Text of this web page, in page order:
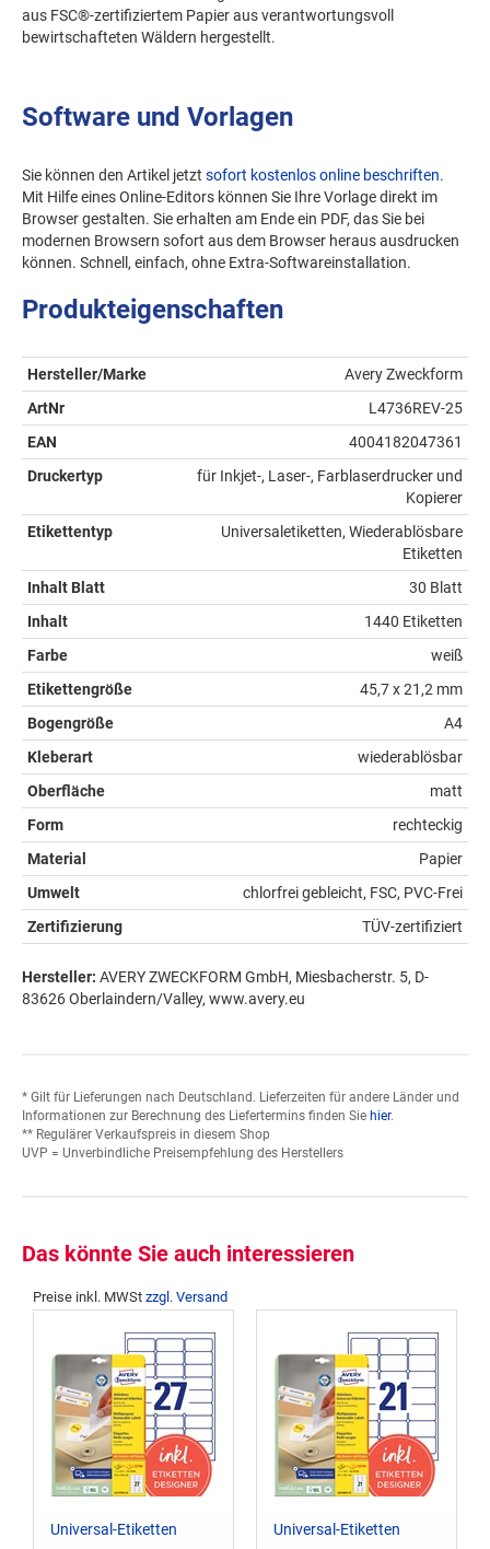
aus FSC®-zertifiziertem Papier aus verantwortungsvoll
bewirtschafteten Wäldern hergestellt.
Software und Vorlagen
Sie können den Artikel jetzt sofort kostenlos online beschriften.
Mit Hilfe eines Online-Editors können Sie Ihre Vorlage direkt im
Browser gestalten. Sie erhalten am Ende ein PDF, das Sie bei
modernen Browsern sofort aus dem Browser heraus ausdrucken
können. Schnell, einfach, ohne Extra-Softwareinstallation.
Produkteigenschaften
Hersteller/Marke
Avery Zweckform
ArtNr
L4736REV-25
EAN
4004182047361
Druckertyp
für Inkjet-, Laser-, Farblaserdrucker und
Kopierer
Etikettentyp
Universaletiketten, Wiederablösbare
Etiketten
Inhalt Blatt
30 Blatt
Inhalt
1440 Etiketten
Farbe
weiß
Etikettengröße
45,7 x 21,2 mm
Bogengröße
A4
Kleberart
wiederablösbar
Oberfläche
matt
Form
rechteckig
Material
Papier
Umwelt
chlorfrei gebleicht, FSC, PVC-Frei
Zertifizierung
TÜV-zertifiziert
Hersteller: AVERY ZWECKFORM GmbH, Miesbacherstr. 5, D-
83626 Oberlaindern/Valley, www.avery.eu
* Gilt für Lieferungen nach Deutschland. Lieferzeiten für andere Länder und
Informationen zur Berechnung des Liefertermins finden Sie hier.
** Regulärer Verkaufspreis in diesem Shop
UVP = Unverbindliche Preisempfehlung des Herstellers
Das könnte Sie auch interessieren
Preise inkl. MWSt zzgl. Versand
Universal-Etiketten Universal-Etiketten